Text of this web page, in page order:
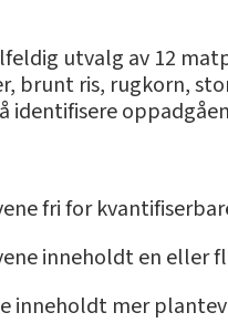
utvalg av 12
brunt ris, rugkorn,
identifisere
fri for
inneholdt en
inneholdt mer